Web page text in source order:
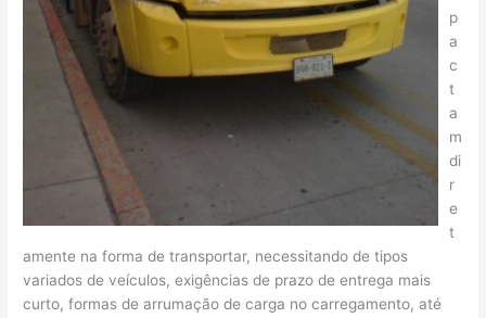
p
a
c
t
a
m
di
r
e
t
amente na forma de transportar, necessitando de tipos
variados de veículos, exigências de prazo de entrega mais
curto, formas de arrumação de carga no carregamento, até